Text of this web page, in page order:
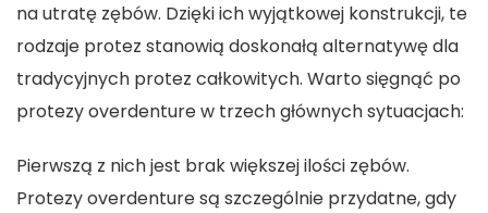
na utratę zębów. Dzięki ich wyjątkowej konstrukcji, te
rodzaje protez stanowią doskonałą alternatywę dla
tradycyjnych protez całkowitych. Warto sięgnąć po
protezy overdenture w trzech głównych sytuacjach:
Pierwszą z nich jest brak większej ilości zębów.
Protezy overdenture są szczególnie przydatne, gdy